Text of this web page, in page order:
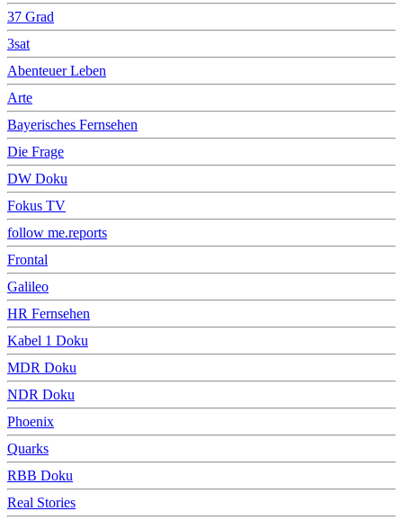
37 Grad
3sat
Abenteuer Leben
Arte
Bayerisches Fernsehen
Die Frage
DW Doku
Fokus TV
follow me.reports
Frontal
Galileo
HR Fernsehen
Kabel 1 Doku
MDR Doku
NDR Doku
Phoenix
Quarks
RBB Doku
Real Stories